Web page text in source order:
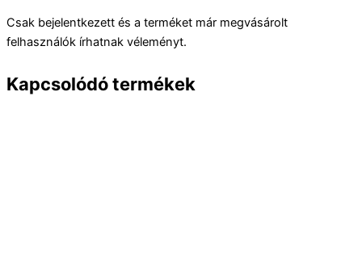
Csak bejelentkezett és a terméket már megvásárolt
felhasználók írhatnak véleményt.
Kapcsolódó termékek